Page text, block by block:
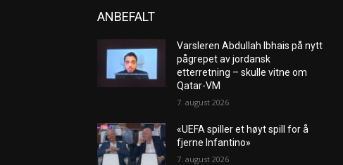
ANBEFALT
Varsleren Abdullah Ibhais på nytt
pågrepet av jordansk
etterretning – skulle vitne om
Qatar-VM
7. august 2026
«UEFA spiller et høyt spill for å
fjerne Infantino»
7. august 2026